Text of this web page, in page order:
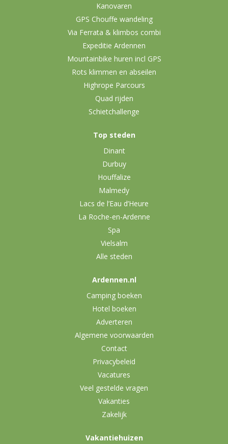
Kanovaren
GPS Chouffe wandeling
Via Ferrata & klimbos combi
Expeditie Ardennen
Mountainbike huren incl GPS
Rots klimmen en abseilen
Highrope Parcours
Quad rijden
Schietchallenge
Top steden
Dinant
Durbuy
Houffalize
Malmedy
Lacs de l’Eau d’Heure
La Roche-en-Ardenne
Spa
Vielsalm
Alle steden
Ardennen.nl
Camping boeken
Hotel boeken
Adverteren
Algemene voorwaarden
Contact
Privacybeleid
Vacatures
Veel gestelde vragen
Vakanties
Zakelijk
Vakantiehuizen